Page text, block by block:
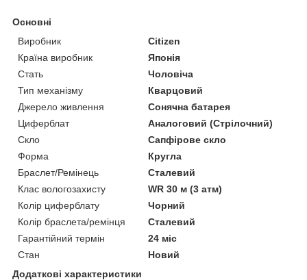
Основні
Виробник
Citizen
Країна виробник
Японія
Стать
Чоловіча
Тип механізму
Кварцовий
Джерело живлення
Сонячна батарея
Циферблат
Аналоговий (Стрілочний)
Скло
Сапфірове скло
Форма
Кругла
Браслет/Ремінець
Сталевий
Клас вологозахисту
WR 30 м (3 атм)
Колір циферблату
Чорний
Колір браслета/ремінця
Сталевий
Гарантійний термін
24 міс
Стан
Новий
Додаткові характеристики